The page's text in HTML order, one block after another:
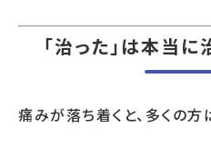
「治った」は本当
痛みが落ち着くと、多くの方